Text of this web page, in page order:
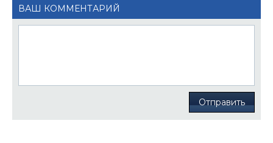
ВАШ КОММЕНТАРИЙ
Отправить